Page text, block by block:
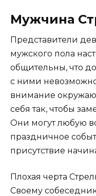
Мужчина
Представители
мужского пола
общительны, что
с ними
внимание
себя так, чтобы
Они могут любую
праздничное
присутствие
Плохая черта
Своему